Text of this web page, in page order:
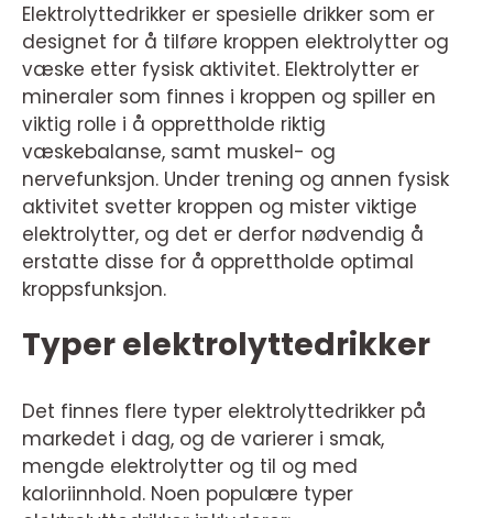
Elektrolyttedrikker er spesielle drikker som er
designet for å tilføre kroppen elektrolytter og
væske etter fysisk aktivitet. Elektrolytter er
mineraler som finnes i kroppen og spiller en
viktig rolle i å opprettholde riktig
væskebalanse, samt muskel- og
nervefunksjon. Under trening og annen fysisk
aktivitet svetter kroppen og mister viktige
elektrolytter, og det er derfor nødvendig å
erstatte disse for å opprettholde optimal
kroppsfunksjon.
Typer elektrolyttedrikker
Det finnes flere typer elektrolyttedrikker på
markedet i dag, og de varierer i smak,
mengde elektrolytter og til og med
kaloriinnhold. Noen populære typer